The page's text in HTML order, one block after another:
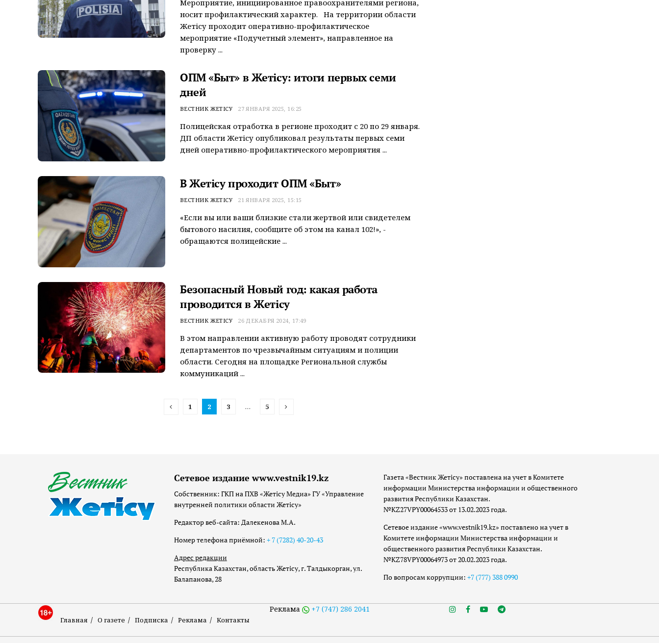
Мероприятие, инициированное правоохранителями региона,
носит профилактический характер. На территории области
Жетісу проходит оперативно-профилактическое
мероприятие «Подучетный элемент», направленное на
проверку ...
ОПМ «Быт» в Жетісу: итоги первых семи
дней
ВЕСТНИК ЖЕТІСУ 27 ЯНВАРЯ 2025, 16:25
Полицейская отработка в регионе проходит с 20 по 29 января.
ДП области Жетісу опубликовал результаты первых семи
дней оперативно-профилактического мероприятия ...
В Жетісу проходит ОПМ «Быт»
ВЕСТНИК ЖЕТІСУ 21 ЯНВАРЯ 2025, 15:15
«Если вы или ваши близкие стали жертвой или свидетелем
бытового насилия, сообщите об этом на канал 102!», -
обращаются полицейские ...
Безопасный Новый год: какая работа
проводится в Жетісу
ВЕСТНИК ЖЕТІСУ 26 ДЕКАБРЯ 2024, 17:49
В этом направлении активную работу проводят сотрудники
департаментов по чрезвычайным ситуациям и полиции
области. Сегодня на площадке Региональной службы
коммуникаций ...
1 2 3 … 5
Сетевое издание www.vestnik19.kz
Собственник: ГКП на ПХВ «Жетісу Медиа» ГУ «Управление
внутренней политики области Жетісу»
Редактор веб-сайта: Далекенова М.А.
Номер телефона приёмной: + 7 (7282) 40-20-43
Адрес редакции
Республика Казахстан, область Жетісу, г. Талдыкорган, ул.
Балапанова, 28
Газета «Вестник Жетісу» поставлена на учет в Комитете
информации Министерства информации и общественного
развития Республики Казахстан.
№KZ27VPY00064533 от 13.02.2023 года.
Сетевое издание «www.vestnik19.kz» поставлено на учет в
Комитете информации Министерства информации и
общественного развития Республики Казахстан.
№KZ78VPY00064973 от 20.02.2023 года.
По вопросам коррупции: +7 (777) 388 0990
Главная О газете Подписка Реклама Контакты
Реклама +7 (747) 286 2041